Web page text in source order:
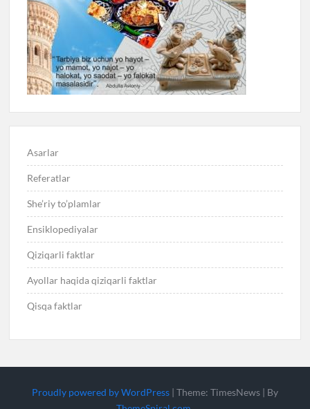
Asarlar
Referatlar
She’riy to’plamlar
Ensiklopediyalar
Qiziqarli faktlar
Ayollar haqida qiziqarli faktlar
Qisqa faktlar
Proudly powered by WordPress | Theme: TimesNews | By